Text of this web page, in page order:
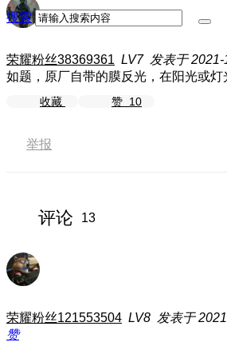
搜索
荣耀粉丝38369361 LV7 发表于
如题，原厂自带的膜反光，在阳光或
收藏 赞 10
举报
评论 13
荣耀粉丝121553504 LV8 发表于
赞